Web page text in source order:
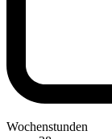
Wochenstunden